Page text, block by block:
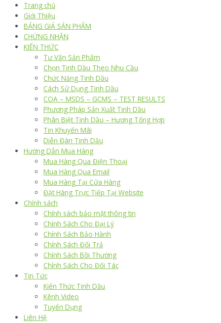
Trang chủ
Giới Thiệu
BẢNG GIÁ SẢN PHẨM
CHỨNG NHẬN
KIẾN THỨC
Tư Vấn Sản Phẩm
Chọn Tinh Dầu Theo Nhu Cầu
Chức Năng Tinh Dầu
Cách Sử Dụng Tinh Dầu
COA – MSDS – GCMS – TEST RESULTS
Phương Pháp Sản Xuất Tinh Dầu
Phân Biệt Tinh Dầu – Hương Tổng Hợp
Tin Khuyến Mãi
Diễn Đàn Tinh Dầu
Hướng Dẫn Mua Hàng
Mua Hàng Qua Điện Thoại
Mua Hàng Qua Email
Mua Hàng Tại Cửa Hàng
Đặt Hàng Trực Tiếp Tại Website
Chính sách
Chính sách bảo mật thông tin
Chính Sách Cho Đại Lý
Chính Sách Bảo Hành
Chính Sách Đổi Trả
Chính Sách Bồi Thường
Chính Sách Cho Đối Tác
Tin Tức
Kiến Thức Tinh Dầu
Kênh Video
Tuyển Dụng
Liên Hệ